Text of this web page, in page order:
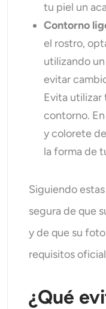
tu piel un
Contorno
el rostro,
utilizando
evitar
Evita utilizar
contorno.
y colorete
la forma de
Siguiendo
segura de que
y de que su
requisitos
¿Qué